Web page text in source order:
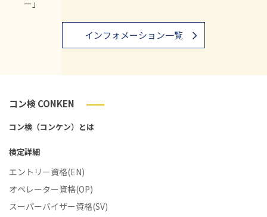
ー」
インフォメーション一覧
コン検 CONKEN
コン検（コンケン）とは
検定詳細
エントリー資格(EN)
オペレーター資格(OP)
スーパーバイザー資格(SV)